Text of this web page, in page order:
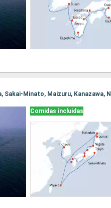
Comidas incluidas